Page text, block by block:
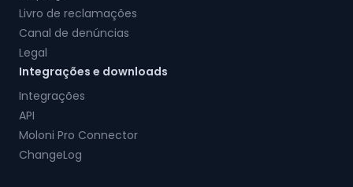
Livro de reclamações
Canal de denúncias
Legal
Integrações e downloads
Integrações
API
Moloni Pro Connector
ChangeLog